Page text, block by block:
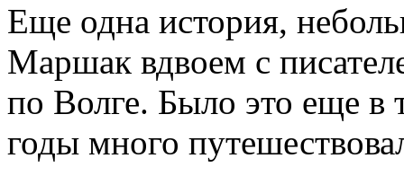
Еще одна история,
Маршак вдвоем с
по Волге. Было это еще в
годы много